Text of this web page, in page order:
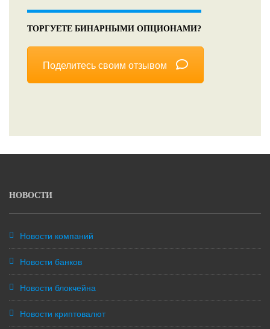
ТОРГУЕТЕ БИНАРНЫМИ ОПЦИОНАМИ?
Поделитесь своим отзывом
НОВОСТИ
Новости компаний
Новости банков
Новости блокчейна
Новости криптовалют